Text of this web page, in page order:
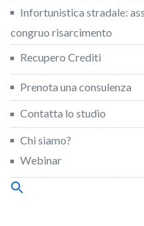
Infortunistica stradale:
congruo risarcimento
Recupero Crediti
Prenota una consulenza
Contatta lo studio
Chi siamo?
Webinar
Search